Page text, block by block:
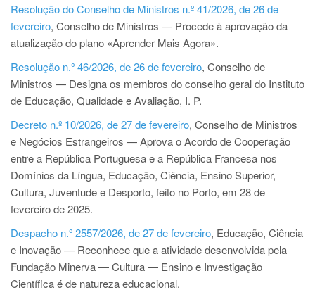
Resolução do Conselho de Ministros n.º 41/2026, de 26 de
fevereiro, Conselho de Ministros — Procede à aprovação da
atualização do plano «Aprender Mais Agora».
Resolução n.º 46/2026, de 26 de fevereiro, Conselho de
Ministros — Designa os membros do conselho geral do Instituto
de Educação, Qualidade e Avaliação, I. P.
Decreto n.º 10/2026, de 27 de fevereiro, Conselho de Ministros
e Negócios Estrangeiros — Aprova o Acordo de Cooperação
entre a República Portuguesa e a República Francesa nos
Domínios da Língua, Educação, Ciência, Ensino Superior,
Cultura, Juventude e Desporto, feito no Porto, em 28 de
fevereiro de 2025.
Despacho n.º 2557/2026, de 27 de fevereiro, Educação, Ciência
e Inovação — Reconhece que a atividade desenvolvida pela
Fundação Minerva ― Cultura ― Ensino e Investigação
Científica é de natureza educacional.